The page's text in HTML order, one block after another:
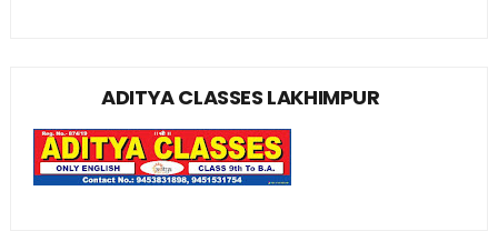
ADITYA CLASSES LAKHIMPUR